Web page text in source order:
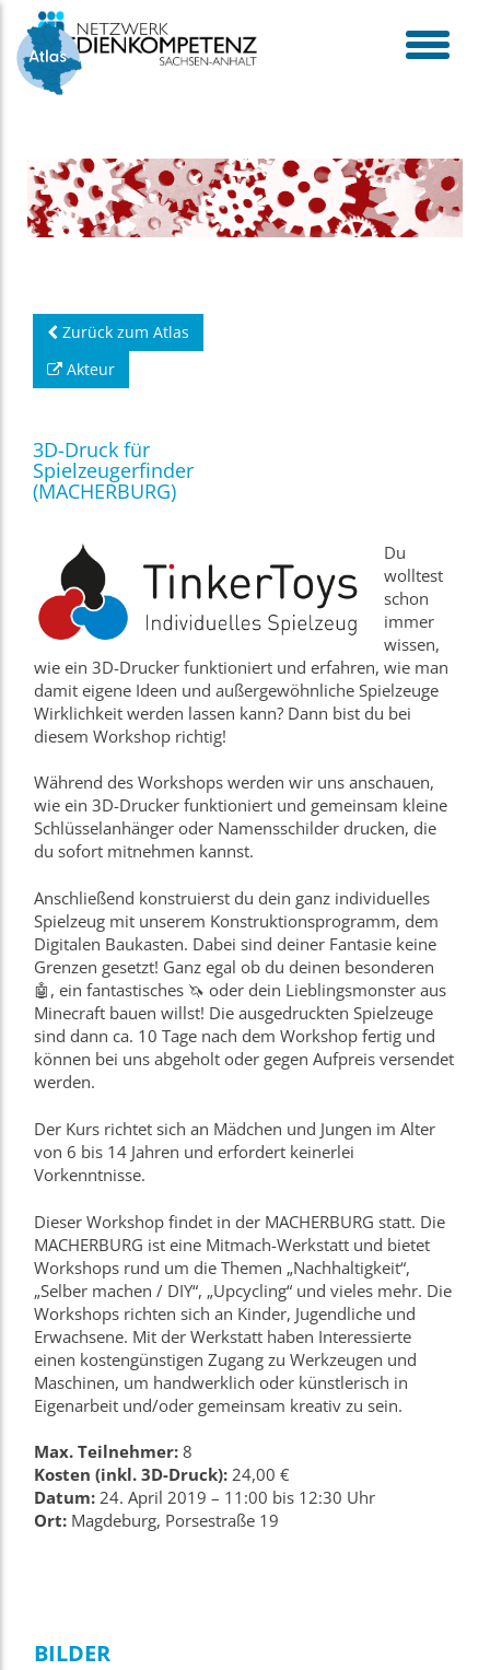
toggle
menu
Skip
content
Zurück zum Atlas
Akteur
3D-Druck für
Spielzeugerfinder
(MACHERBURG)
Du
wolltest
schon
immer
wissen,
wie ein 3D-Drucker funktioniert und erfahren, wie man
damit eigene Ideen und außergewöhnliche Spielzeuge
Wirklichkeit werden lassen kann? Dann bist du bei
diesem Workshop richtig!
Während des Workshops werden wir uns anschauen,
wie ein 3D-Drucker funktioniert und gemeinsam kleine
Schlüsselanhänger oder Namensschilder drucken, die
du sofort mitnehmen kannst.
Anschließend konstruierst du dein ganz individuelles
Spielzeug mit unserem Konstruktionsprogramm, dem
Digitalen Baukasten. Dabei sind deiner Fantasie keine
Grenzen gesetzt! Ganz egal ob du deinen besonderen
🤖, ein fantastisches 🦄 oder dein Lieblingsmonster aus
Minecraft bauen willst! Die ausgedruckten Spielzeuge
sind dann ca. 10 Tage nach dem Workshop fertig und
können bei uns abgeholt oder gegen Aufpreis versendet
werden.
Der Kurs richtet sich an Mädchen und Jungen im Alter
von 6 bis 14 Jahren und erfordert keinerlei
Vorkenntnisse.
Dieser Workshop findet in der MACHERBURG statt. Die
MACHERBURG ist eine Mitmach-Werkstatt und bietet
Workshops rund um die Themen „Nachhaltigkeit“,
„Selber machen / DIY“, „Upcycling“ und vieles mehr. Die
Workshops richten sich an Kinder, Jugendliche und
Erwachsene. Mit der Werkstatt haben Interessierte
einen kostengünstigen Zugang zu Werkzeugen und
Maschinen, um handwerklich oder künstlerisch in
Eigenarbeit und/oder gemeinsam kreativ zu sein.
Max. Teilnehmer: 8
Kosten (inkl. 3D-Druck): 24,00 €
Datum: 24. April 2019 – 11:00 bis 12:30 Uhr
Ort: Magdeburg, Porsestraße 19
BILDER